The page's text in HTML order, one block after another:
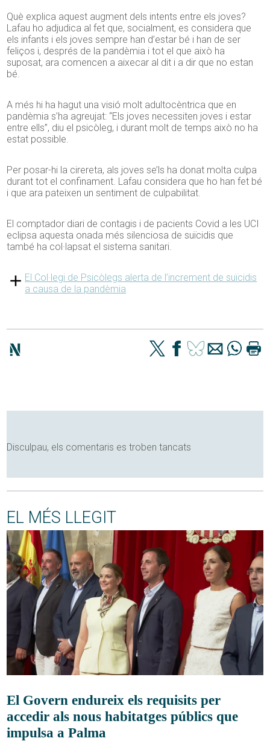
Què explica aquest augment dels intents entre els joves?
Lafau ho adjudica al fet que, socialment, es considera que
els infants i els joves sempre han d’estar bé i han de ser
feliços i, després de la pandèmia i tot el que això ha
suposat, ara comencen a aixecar al dit i a dir que no estan
bé.
A més hi ha hagut una visió molt adultocèntrica que en
pandèmia s’ha agreujat: “Els joves necessiten joves i estar
entre ells”, diu el psicòleg, i durant molt de temps això no ha
estat possible.
Per posar-hi la cirereta, als joves se’ls ha donat molta culpa
durant tot el confinament. Lafau considera que ho han fet bé
i que ara pateixen un sentiment de culpabilitat.
El comptador diari de contagis i de pacients Covid a les UCI
eclipsa aquesta onada més silenciosa de suïcidis que
també ha col·lapsat el sistema sanitari.
El Col·legi de Psicòlegs alerta de l’increment de suïcidis
a causa de la pandèmia
Disculpau, els comentaris es troben tancats
EL MÉS LLEGIT
El Govern endureix els requisits per
accedir als nous habitatges públics que
impulsa a Palma